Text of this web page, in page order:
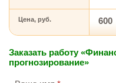
Цена, руб. 600
Заказать работу
прогнозирование»